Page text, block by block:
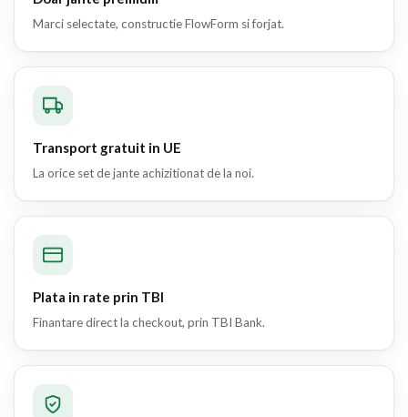
Marci selectate, constructie FlowForm si forjat.
Transport gratuit in UE
La orice set de jante achizitionat de la noi.
Plata in rate prin TBI
Finantare direct la checkout, prin TBI Bank.